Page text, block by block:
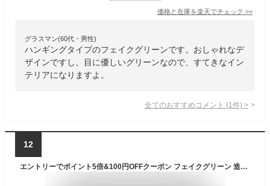
価格と在庫を楽天でチェック >>
グラスマン(60代・男性)
ハンギングタイプのフェイクグリーンです。おしゃれなデ
ザインですし、目に優しいグリーンなので、すてきなイン
テリアになりますよ。
全てのおすすめコメント (1 件) >
12
エントリーでポイント5倍&100円OFFクーポン フェイクグリーン 造花 大型 64cm ロング アレンジメント 枝 着生 多肉 植物 人工 インテリア 壁掛け ハンギング 吊るす おしゃれ シンプル 垂らす ギフト 送料無料 プレゼント 枯れない 花 流木 かっこいい 新築 本物そっ